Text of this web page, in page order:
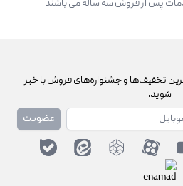
پس از فروش سه ساله می باشند
تخفیف‌ها و جشنواره‌های فروش با خبر
شوید.
عضویت